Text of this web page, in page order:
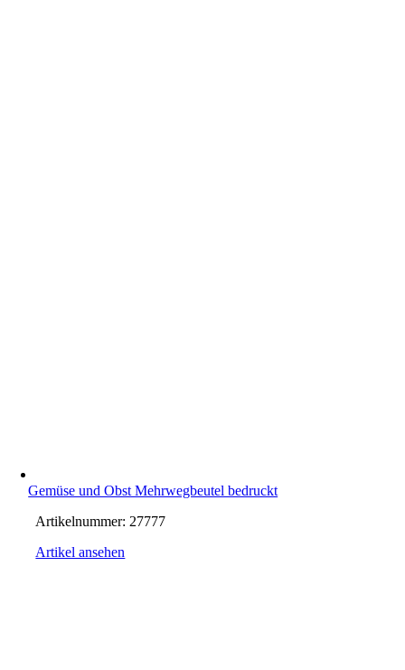
Gemüse und Obst Mehrwegbeutel bedruckt
Artikelnummer: 27777
Artikel ansehen